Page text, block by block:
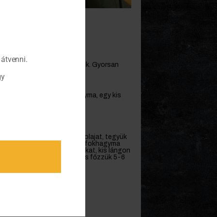
gazdagítjuk. Gyorsan
2 gerezd fokhagyma, egy kis
chili paprika
rá pár evőkanál olívaolajat, tegyük
Forrósítsuk addig, míg a fokhagyma
a félbevágott paradicsomokat, kis lángon
sóval, darált borssal, és főzzük 5-6